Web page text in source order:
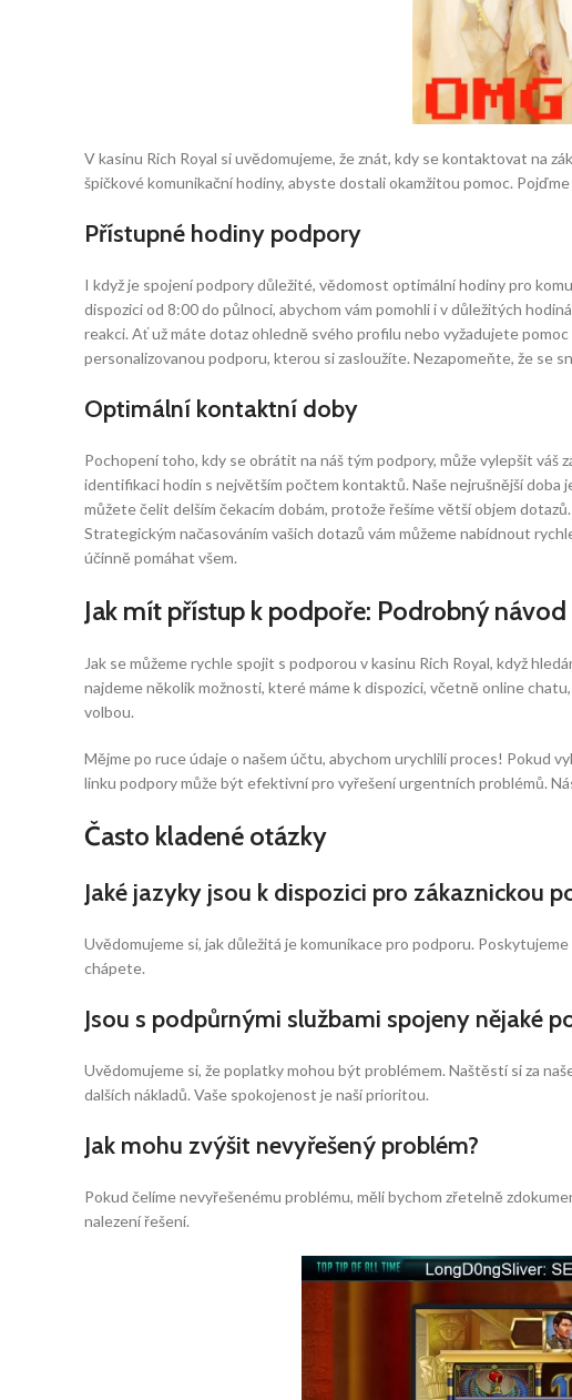
V kasinu Rich Royal si uvědomujeme, že znát, kdy se kontaktovat na
špičkové komunikační hodiny, abyste dostali okamžitou pomoc.
Přístupné hodiny podpory
I když je spojení podpory důležité, vědomost optimální hodiny pro
dispozici od 8:00 do půlnoci, abychom vám pomohli i v důležitých
reakci. Ať už máte dotaz ohledně svého profilu nebo vyžadujete
personalizovanou podporu, kterou si zasloužíte. Nezapomeňte, že se
Optimální kontaktní doby
Pochopení toho, kdy se obrátit na náš tým podpory, může vylepšit váš
identifikaci hodin s největším počtem kontaktů. Naše nejrušnější
můžete čelit delším čekacím dobám, protože řešíme větší objem
Strategickým načasováním vašich dotazů vám můžeme nabídnout
účinně pomáhat všem.
Jak mít přístup k podpoře: Podrobný návod
Jak se můžeme rychle spojit s podporou v kasinu Rich Royal, když
najdeme několik možnosti, které máme k dispozici, včetně online
volbou.
Mějme po ruce údaje o našem účtu, abychom urychlili proces! Pokud
linku podpory může být efektivní pro vyřešení urgentních problémů.
Často kladené otázky
Jaké jazyky jsou k dispozici pro zákaznickou
Uvědomujeme si, jak důležitá je komunikace pro podporu.
chápete.
Jsou s podpůrnými službami spojeny nějaké
Uvědomujeme si, že poplatky mohou být problémem. Naštěstí si za
dalších nákladů. Vaše spokojenost je naší prioritou.
Jak mohu zvýšit nevyřešený problém?
Pokud čelíme nevyřešenému problému, měli bychom zřetelně
nalezení řešení.